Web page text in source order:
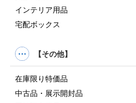
インテリア用品
宅配ボックス
【その他】
在庫限り特価品
中古品・展示開封品